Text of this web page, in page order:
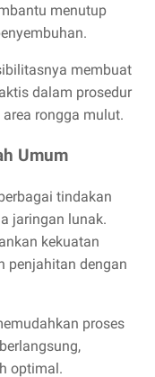
menutup
membuat
dalam prosedur
rongga mulut.
Umum
tindakan
jaringan lunak.
kekuatan
penjahitan dengan
proses
optimal.